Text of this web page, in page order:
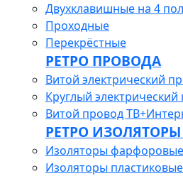
Двухклавишные на 4
Проходные
Перекрёстные
РЕТРО ПРОВОДА
Витой электрический
Круглый
Витой провод
РЕТРО
Изоляторы фарфоровые
Изоляторы пластиковые